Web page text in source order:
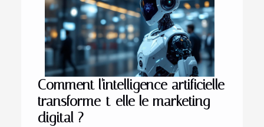
Comment l'intelligence artificielle
transforme-t-elle le marketing
digital ?